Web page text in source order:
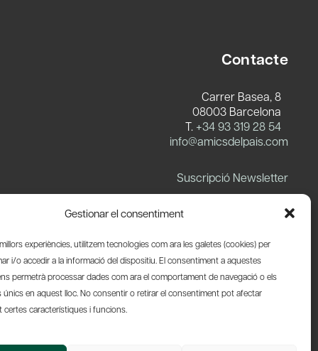
Gestionar el consentiment
experiències, utilitzem tecnologies com ara les galetes (cookies) per
i/o accedir a la informació del dispositiu. El consentiment a aquestes
permetrà processar dades com ara el comportament de navegació o els
únics en aquest lloc. No consentir o retirar el consentiment pot afectar
certes característiques i funcions.
Contacte
Carrer Basea, 8
08003 Barcelona
T. +34 93 319 28 54
info@amicsdelpais.com
Suscripció Newsletter
YouTube